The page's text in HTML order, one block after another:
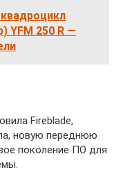
YFM 250 R —
Fireblade,
новую переднюю
поколение ПО для